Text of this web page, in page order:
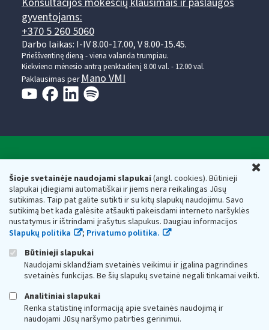
Šioje svetainėje naudojami slapukai(angl. cookies). Būtinieji
slapukai įdiegiami automatiškai ir jiems nėra reikalingas Jūsų
sutikimas. Taip pat galite sutikti ir su kitų slapukų naudojimu. Savo
sutikimą bet kada galėsite atšaukti pakeisdami interneto naršyklės
nustatymus ir ištrindami įrašytus slapukus. Daugiau informacijos
Slapukų politika
; Privatumo politika.
Būtinieji slapukai
Naudojami sklandžiam svetainės veikimui ir įgalina pagrindines
svetainės funkcijas. Be šių slapukų svetainė negali tinkamai veikti.
Analitiniai slapukai
Renka statistinę informaciją apie svetainės naudojimą ir
naudojami Jūsų naršymo patirties gerinimui.
gyventojams:
+370 5 260 5060
Darbo laikas: I-IV 8.00-17.00, V 8.00-15.45.
Prieššventinę dieną - viena valanda trumpiau.
Kiekvieno mėnesio antrą penktadienį 8.00 val. - 12.00 val.
Paklausimas per Mano VMI
Respublikos finansų ministerijos
Biudžetinė įstaiga. Juridinio asmens kodas — 188659752,
adresas: Vasario 16-osios g. 14, 01107 Vilnius, Lietuva, el.paštas:
vmi@vmi.lt, E. pristatymo dėžutės adresas 188659752
Duomenys apie Valstybinę mokesčių inspekciją prie Lietuvos
Respublikos finansų ministerijos kaupiami ir saugomi Juridinių